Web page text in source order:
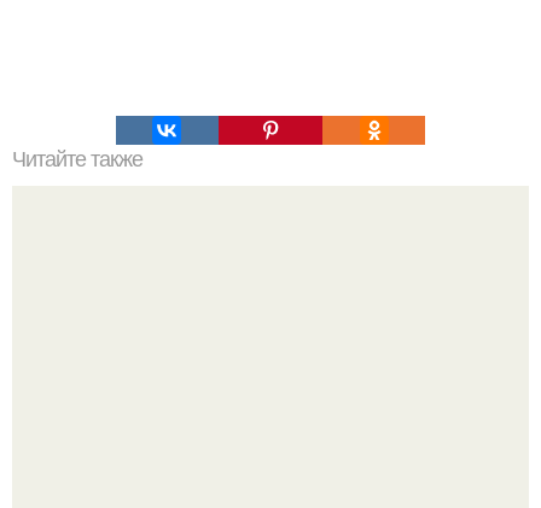
Читайте также